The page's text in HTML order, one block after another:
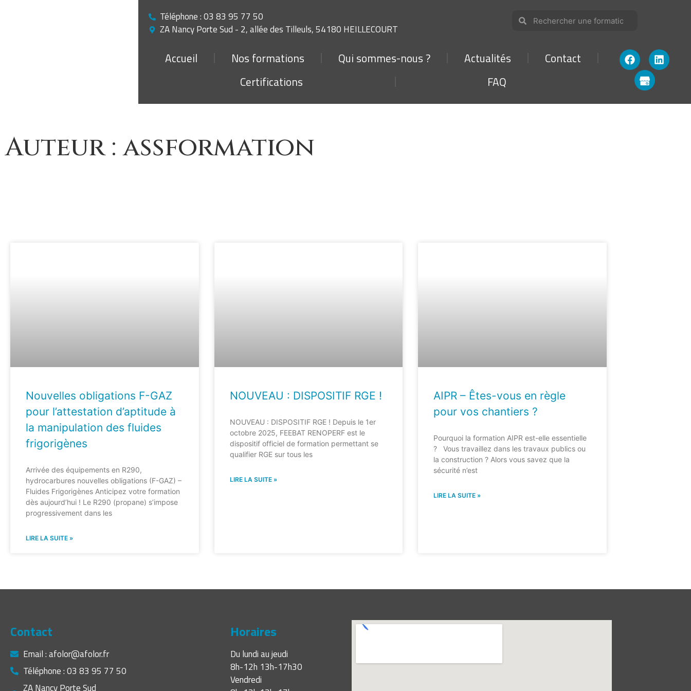
Téléphone : 03 83 95 77 50
ZA Nancy Porte Sud - 2, allée des Tilleuls, 54180 HEILLECOURT
Accueil Nos formations Qui sommes-nous ? Actualités
Contact
Certifications
FAQ
Auteur :assformation
Nouvelles obligations F-GAZ
pour l’attestation d’aptitude à
la manipulation des fluides
frigorigènes
Arrivée des équipements en R290,
hydrocarbures nouvelles obligations (F-GAZ) –
Fluides Frigorigènes Anticipez votre formation
dès aujourd’hui ! Le R290 (propane) s’impose
progressivement dans les
LIRE LA SUITE »
NOUVEAU : DISPOSITIF RGE !
NOUVEAU : DISPOSITIF RGE ! Depuis le 1er
octobre 2025, FEEBAT RENOPERF est le
dispositif officiel de formation permettant se
qualifier RGE sur tous les
LIRE LA SUITE »
AIPR – Êtes-vous en règle
pour vos chantiers ?
Pourquoi la formation AIPR est-elle essentielle
? Vous travaillez dans les travaux publics ou
la construction ? Alors vous savez que la
sécurité n’est
LIRE LA SUITE »
Contact
Email : afolor@afolor.fr
Téléphone : 03 83 95 77 50
ZA Nancy Porte Sud
Horaires
Du lundi au jeudi
8h-12h 13h-17h30
Vendredi